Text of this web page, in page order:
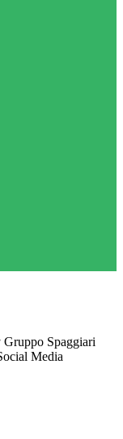
Spaggiari
Media